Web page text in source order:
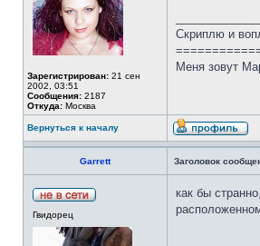
Зарегистрирован: 21 сен
2002, 03:51
Сообщения: 2187
Откуда: Москва
Скриплю и
Меня зовут
Вернуться к началу
Garrett Заголовок
Гвидорец
как бы